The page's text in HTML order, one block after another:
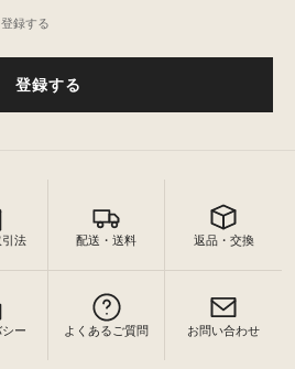
録する
登録する
法 配送・送料 返品・交換
ー よくあるご質問 お問い合わせ